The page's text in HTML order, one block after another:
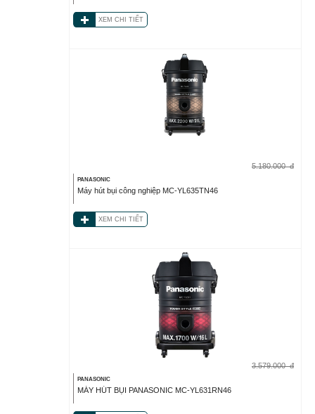
XEM CHI TIẾT
5.180.000 đ
PANASONIC
Máy hút bụi công nghiệp MC-YL635TN46
XEM CHI TIẾT
3.579.000 đ
PANASONIC
MÁY HÚT BỤI PANASONIC MC-YL631RN46